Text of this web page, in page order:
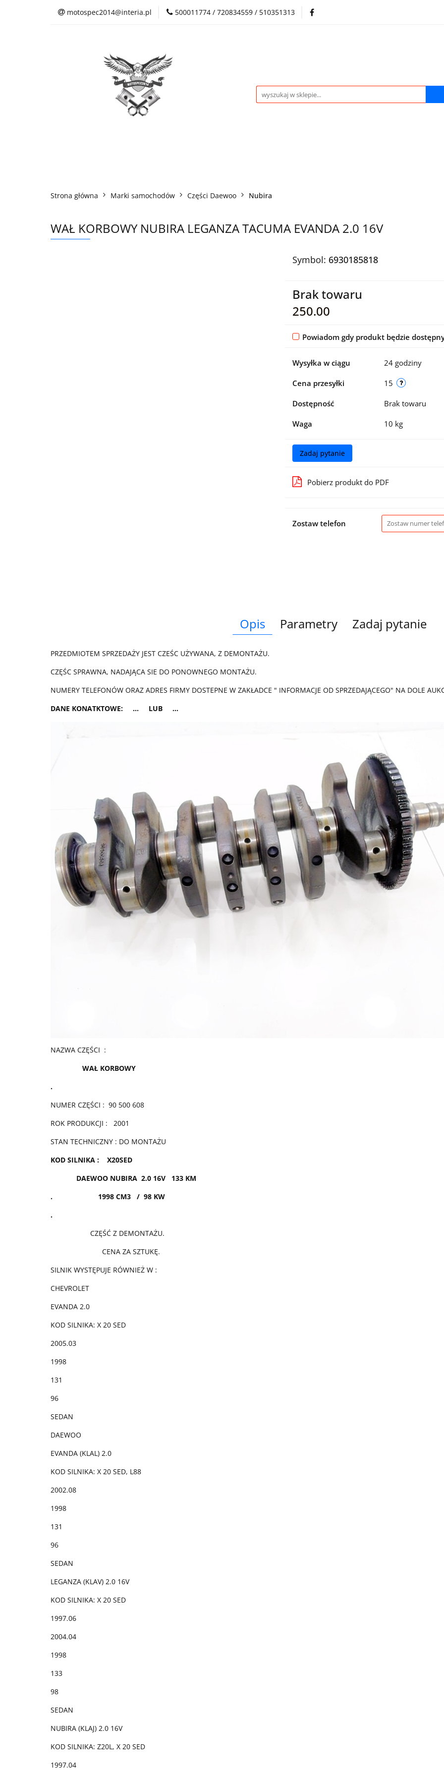
motospec2014@interia.pl 500011774 / 720834559 / 510351313
Sklep Auto Części Regulamin sklepu
Kontakt
Strona główna Marki samochodów Części Daewoo Nubira
WAŁ KORBOWY NUBIRA LEGANZA TACUMA EVANDA 2.0 16V
Symbol: 6930185818
Brak towaru
250.00
Powiadom gdy produkt będzie
Wysyłka w ciągu 24 godziny
Cena przesyłki 15
Dostępność Brak towaru
Waga 10 kg
Zadaj pytanie
Pobierz produkt do PDF
Zostaw telefon
Opis Parametry Zadaj pytanie
PRZEDMIOTEM SPRZEDAŻY JEST CZEŚC UŻYWANA, Z DEMONTAŻU.
CZĘŚC SPRAWNA, NADAJĄCA SIE DO PONOWNEGO MONTAŻU.
NUMERY TELEFONÓW ORAZ ADRES FIRMY DOSTEPNE W ZAKŁADCE " INFORMACJE OD SPRZEDAJĄCEGO" NA DOLE
DANE KONATKTOWE: ... LUB ...
NAZWA CZĘŚCI :
WAŁ KORBOWY
.
NUMER CZĘŚCI : 90 500 608
ROK PRODUKCJI : 2001
STAN TECHNICZNY : DO MONTAŻU
KOD SILNIKA : X20SED
DAEWOO NUBIRA 2.0 16V 133 KM
. 1998 CM3 / 98 KW
.
CZĘŚĆ Z DEMONTAŻU.
CENA ZA SZTUKĘ.
SILNIK WYSTĘPUJE RÓWNIEŻ W :
CHEVROLET
EVANDA 2.0
KOD SILNIKA: X 20 SED
2005.03
1998
131
96
SEDAN
DAEWOO
EVANDA (KLAL) 2.0
KOD SILNIKA: X 20 SED, L88
2002.08
1998
131
96
SEDAN
LEGANZA (KLAV) 2.0 16V
KOD SILNIKA: X 20 SED
1997.06
2004.04
1998
133
98
SEDAN
NUBIRA (KLAJ) 2.0 16V
KOD SILNIKA: Z20L, X 20 SED
1997.04